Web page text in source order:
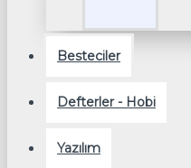
Besteciler
Defterler - Hobi
Yazılım